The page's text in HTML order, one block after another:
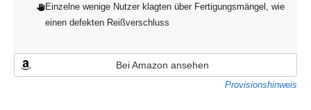
Einzelne wenige Nutzer klagten über Fertigungsmängel, wie
einen defekten Reißverschluss
Bei Amazon ansehen
Provisionshinweis